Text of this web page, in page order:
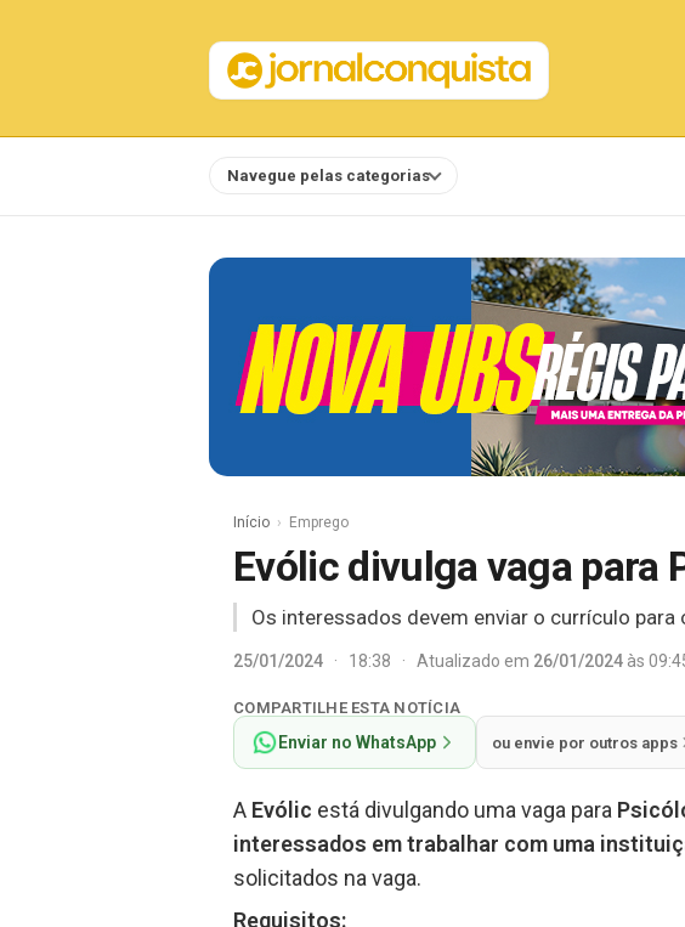
Navegue pelas categorias
Início Emprego
Evólic divulga vaga para
Os interessados devem enviar o currículo
25/01/2024 · 18:38 · Atualizado em 26/01/2024 às
COMPARTILHE ESTA NOTÍCIA
Enviar no WhatsApp ou envie por outros apps
A Evólic está divulgando uma vaga para
interessados em trabalhar com uma
solicitados na vaga.
Requisitos: